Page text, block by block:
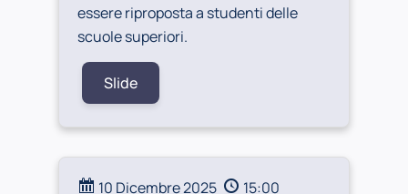
essere riproposta a studenti delle
scuole superiori.
Slide
10 Dicembre 2025 15:00